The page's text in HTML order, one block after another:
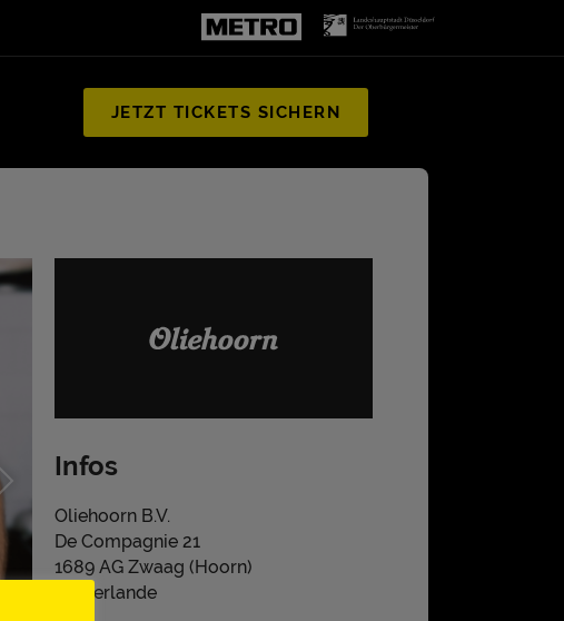
JETZT TICKETS SICHERN
Infos
Oliehoorn B.V.
De Compagnie 21
1689 AG Zwaag (Hoorn)
Niederlande